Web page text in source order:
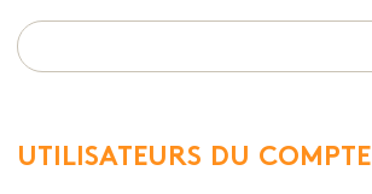
UTILISATEURS DU COMPTE